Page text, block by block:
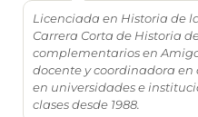
Licenciada en Historia de
Carrera Corta de Historia
complementarios en
docente y coordinadora en
en universidades e
clases desde 1988.